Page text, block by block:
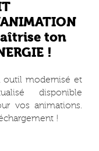
ton
!
outil modernisé et
disponible
vos animations.
!